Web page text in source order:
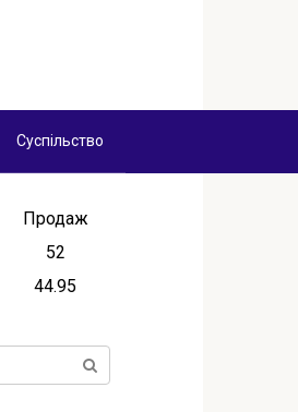
Суспільство
Продаж
52
44.95